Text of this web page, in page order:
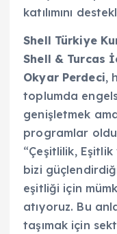
katılımını
Shell Türkiye
Shell & Turcas
Okyar Perdeci,
toplumda
genişletmek
programlar
“Çeşitlilik, Eşitlik
bizi
eşitliği için
atıyoruz. Bu
taşımak için